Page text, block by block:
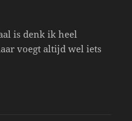
is denk ik heel
voegt altijd wel iets